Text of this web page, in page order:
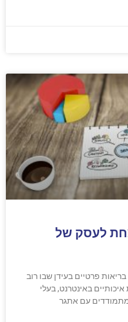
לעסק של
פרטיים בעידן שבו רוב
באינטרנט, בעלי
עם אתגר